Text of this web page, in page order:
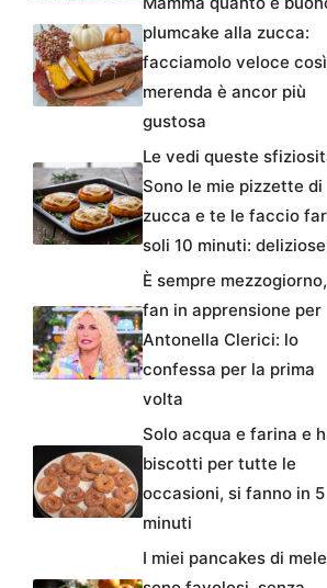
plumcake alla zucca:
facciamolo veloce
merenda è ancor più
gustosa
Le vedi queste
Sono le mie pizzette di
zucca e te le faccio
soli 10 minuti:
È sempre mezzogiorno,
fan in apprensione per
Antonella Clerici: lo
confessa per la prima
volta
Solo acqua e farina e
biscotti per tutte le
occasioni, si fanno in 5
minuti
I miei pancakes di mele